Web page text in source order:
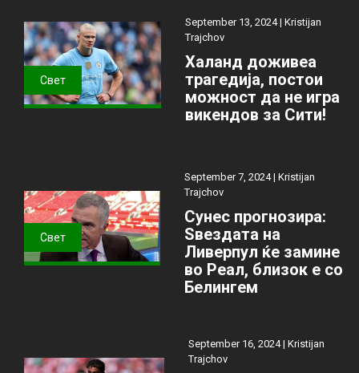
Свет
September 13, 2024 | Kristijan
Trajchov
Халанд доживеа
трагедија, постои
можност да не игра
викендов за Сити!
Свет
September 7, 2024 | Kristijan
Trajchov
Сунес прогнозира:
Ѕвездата на
Ливерпул ќе замине
во Реал, близок е со
Белингем
September 16, 2024 | Kristijan
Trajchov